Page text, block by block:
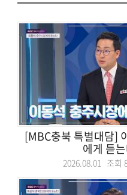
[MBC충북 특별대담]
에게 듣
2026.08.01 조회